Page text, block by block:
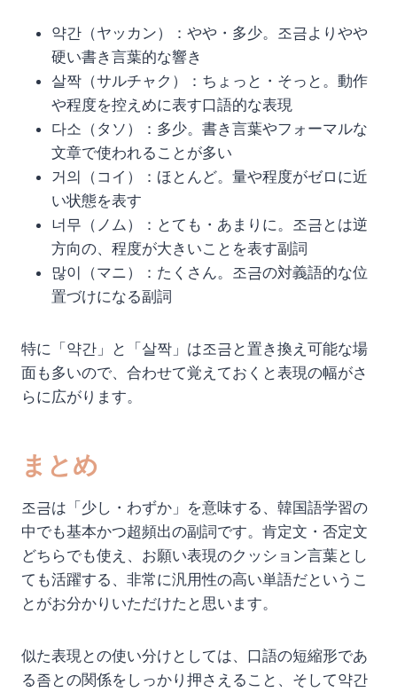
약간（ヤッカン）：やや・多少。조금よりやや
硬い書き言葉的な響き
살짝（サルチャク）：ちょっと・そっと。動作
や程度を控えめに表す口語的な表現
다소（タソ）：多少。書き言葉やフォーマルな
文章で使われることが多い
거의（コイ）：ほとんど。量や程度がゼロに近
い状態を表す
너무（ノム）：とても・あまりに。조금とは逆
方向の、程度が大きいことを表す副詞
많이（マニ）：たくさん。조금の対義語的な位
置づけになる副詞
特に「약간」と「살짝」は조금と置き換え可能な場
面も多いので、合わせて覚えておくと表現の幅がさ
らに広がります。
まとめ
조금は「少し・わずか」を意味する、韓国語学習の
中でも基本かつ超頻出の副詞です。肯定文・否定文
どちらでも使え、お願い表現のクッション言葉とし
ても活躍する、非常に汎用性の高い単語だというこ
とがお分かりいただけたと思います。
似た表現との使い分けとしては、口語の短縮形であ
る좀との関係をしっかり押さえること、そして약간